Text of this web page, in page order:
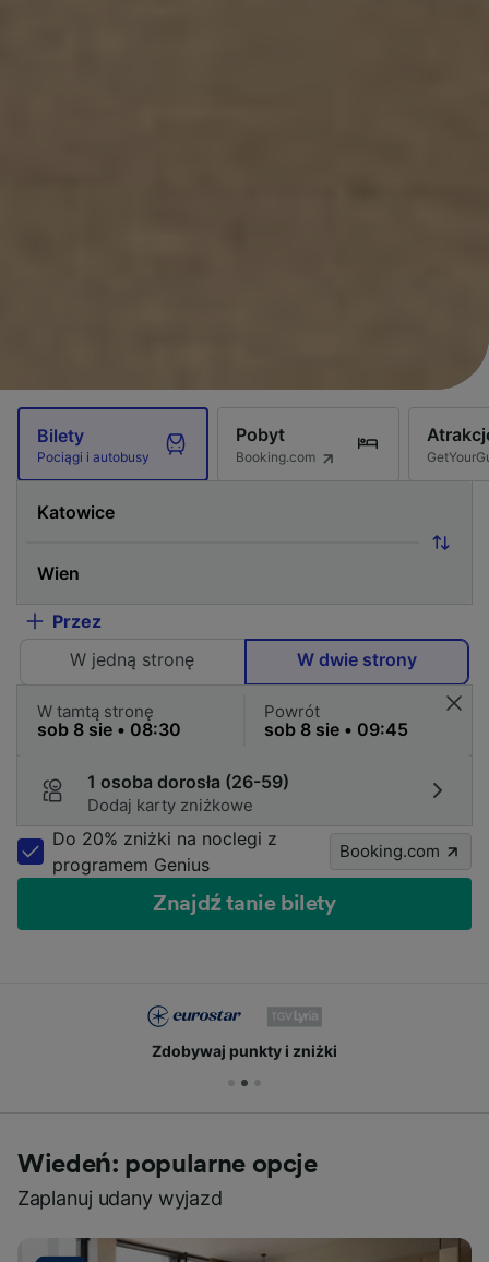
Bilety
Pociągi i autobusy
Pobyt
Booking.com
Przez
W jedną stronę
W dwie strony
W tamtą stronę Powrót
1 osoba dorosła (26-59)
Dodaj karty zniżkowe
Do 20% zniżki na noclegi z
programem Genius
Booking.com
Znajdź tanie bilety
Zdobywaj punkty i zniżki
Wiedeń: popularne opcje
Zaplanuj udany wyjazd